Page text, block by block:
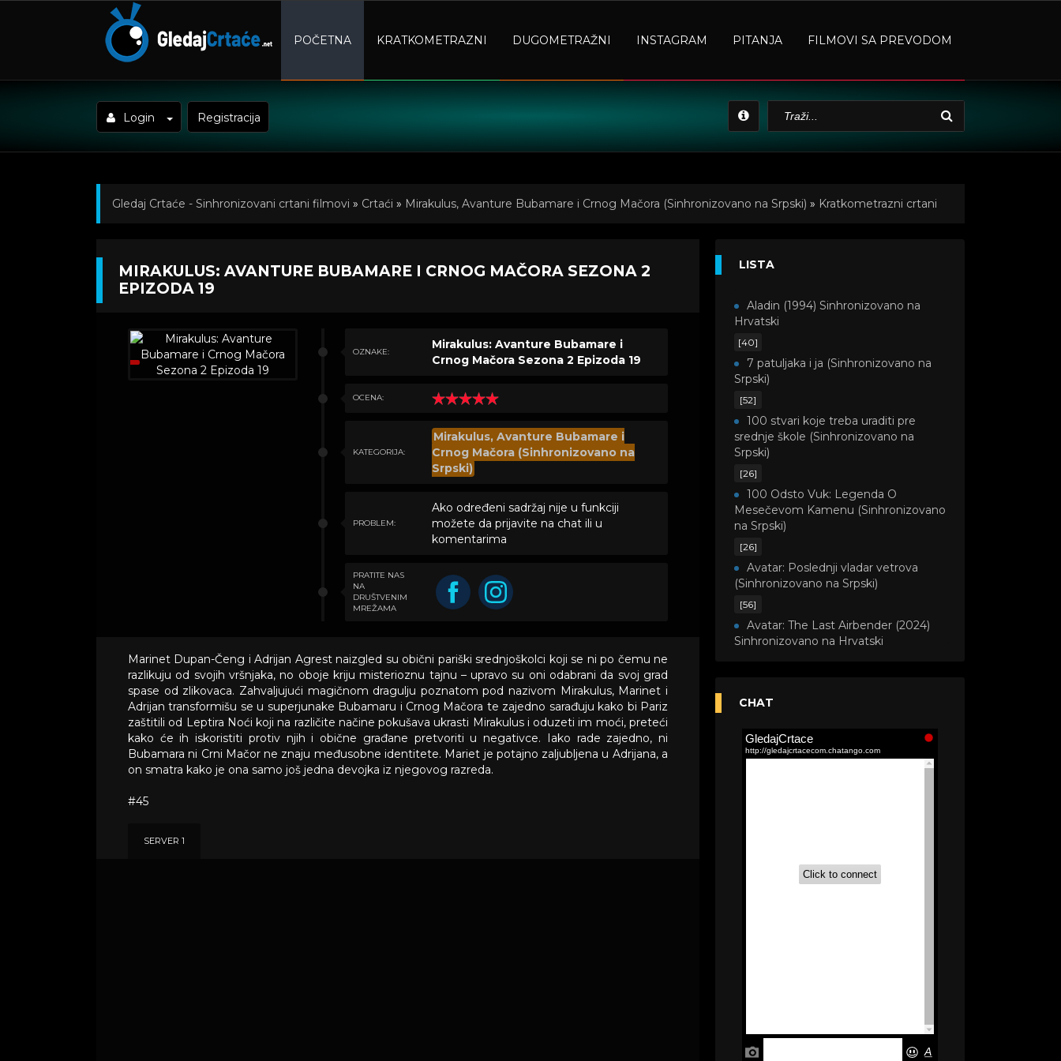
POČETNA KRATKOMETRAZNI DUGOMETRAŽNI INSTAGRAM PITANJA FILMOVI SA PREVODOM
Login Registracija
Gledaj Crtaće - Sinhronizovani crtani filmovi » Crtaći » Mirakulus, Avanture Bubamare i Crnog Mačora (Sinhronizovano na Srpski) » Kratkometrazni crtani
MIRAKULUS: AVANTURE BUBAMARE I CRNOG MAČORA SEZONA 2
EPIZODA 19
OZNAKE:
Mirakulus: Avanture Bubamare i
Crnog Mačora Sezona 2 Epizoda 19
OCENA:
KATEGORIJA:
Mirakulus, Avanture Bubamare i
Crnog Mačora (Sinhronizovano na
Srpski)
PROBLEM:
Ako određeni sadržaj nije u funkciji
možete da prijavite na chat ili u
komentarima
PRATITE NAS
NA
DRUŠTVENIM
MREŽAMA
Marinet Dupan-Čeng i Adrijan Agrest naizgled su obični pariški srednjoškolci koji se ni po čemu ne
razlikuju od svojih vršnjaka, no oboje kriju misterioznu tajnu – upravo su oni odabrani da svoj grad
spase od zlikovaca. Zahvaljujući magičnom dragulju poznatom pod nazivom Mirakulus, Marinet i
Adrijan transformišu se u superjunake Bubamaru i Crnog Mačora te zajedno sarađuju kako bi Pariz
zaštitili od Leptira Noći koji na različite načine pokušava ukrasti Mirakulus i oduzeti im moći, preteći
kako će ih iskoristiti protiv njih i obične građane pretvoriti u negativce. Iako rade zajedno, ni
Bubamara ni Crni Mačor ne znaju međusobne identitete. Mariet je potajno zaljubljena u Adrijana, a
on smatra kako je ona samo još jedna devojka iz njegovog razreda.
#45
SERVER 1
LISTA
Aladin (1994) Sinhronizovano na
Hrvatski
[40]
7 patuljaka i ja (Sinhronizovano na
Srpski)
[52]
100 stvari koje treba uraditi pre
srednje škole (Sinhronizovano na
Srpski)
[26]
100 Odsto Vuk: Legenda O
Mesečevom Kamenu (Sinhronizovano
na Srpski)
[26]
Avatar: Poslednji vladar vetrova
(Sinhronizovano na Srpski)
[56]
Avatar: The Last Airbender (2024)
Sinhronizovano na Hrvatski
(Sinhronizovano na Srpski)
Akademija čarolija (Wits Academy)
Sinhronizovano na Srpski
Tunes,2020) Sinhronizovano na Srpski
Okura (Sinhronizovano na Srpski)
CHAT